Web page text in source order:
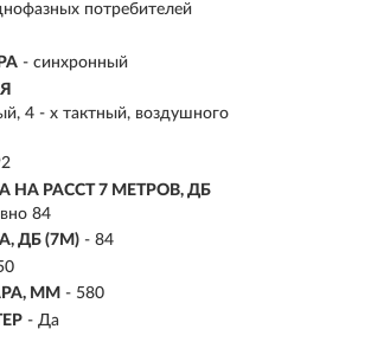
потребителей
- синхронный
4 - х тактный, воздушного
НА РАССТ 7 МЕТРОВ, ДБ
84
ДБ (7М) - 84
ММ - 580
- Да